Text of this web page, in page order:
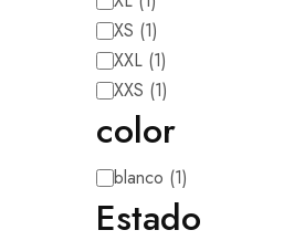
XS (1)
XXL (1)
XXS (1)
color
blanco (1)
Estado